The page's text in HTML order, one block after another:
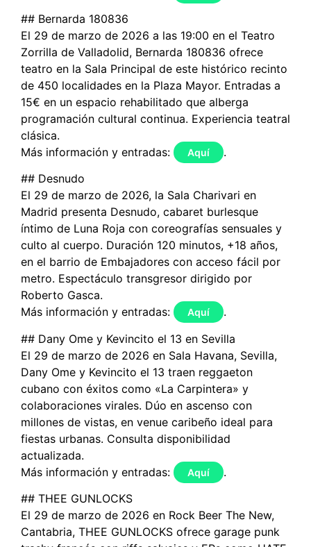
## Bernarda 180836
El 29 de marzo de 2026 a las 19:00 en el Teatro
Zorrilla de Valladolid, Bernarda 180836 ofrece
teatro en la Sala Principal de este histórico recinto
de 450 localidades en la Plaza Mayor. Entradas a
15€ en un espacio rehabilitado que alberga
programación cultural continua. Experiencia teatral
clásica.
Más información y entradas:
Aquí
.
## Desnudo
El 29 de marzo de 2026, la Sala Charivari en
Madrid presenta Desnudo, cabaret burlesque
íntimo de Luna Roja con coreografías sensuales y
culto al cuerpo. Duración 120 minutos, +18 años,
en el barrio de Embajadores con acceso fácil por
metro. Espectáculo transgresor dirigido por
Roberto Gasca.
Más información y entradas:
Aquí
.
## Dany Ome y Kevincito el 13 en Sevilla
El 29 de marzo de 2026 en Sala Havana, Sevilla,
Dany Ome y Kevincito el 13 traen reggaeton
cubano con éxitos como «La Carpintera» y
colaboraciones virales. Dúo en ascenso con
millones de vistas, en venue caribeño ideal para
fiestas urbanas. Consulta disponibilidad
actualizada.
Más información y entradas:
Aquí
.
## THEE GUNLOCKS
El 29 de marzo de 2026 en Rock Beer The New,
Cantabria, THEE GUNLOCKS ofrece garage punk